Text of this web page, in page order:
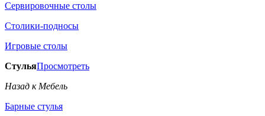
Сервировочные столы
Столики-подносы
Игровые столы
СтульяПросмотреть
Назад к Мебель
Барные стулья